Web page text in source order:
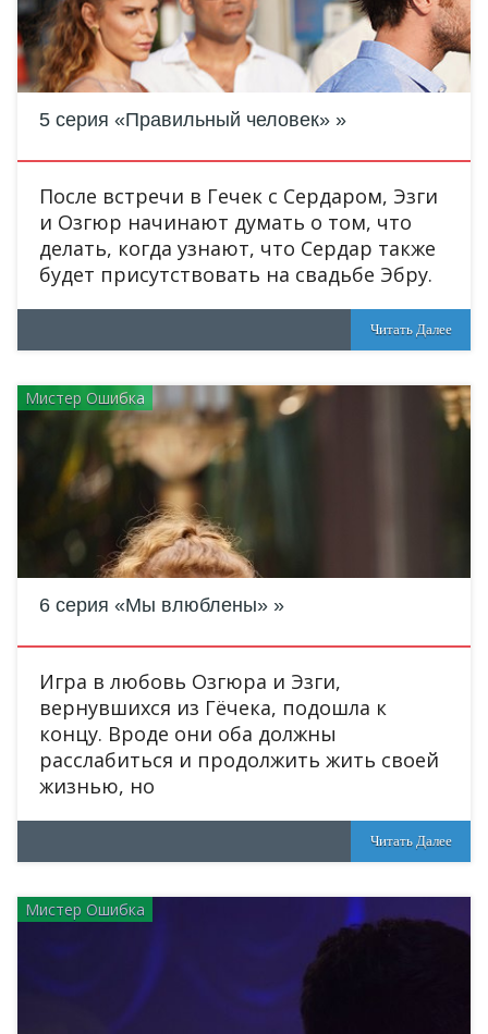
5 серия «Правильный человек»
После встречи в Гечек с Сердаром, Эзги
и Озгюр начинают думать о том, что
делать, когда узнают, что Сердар также
будет присутствовать на свадьбе Эбру.
Читать Далее
Мистер Ошибка
6 серия «Мы влюблены»
Игра в любовь Озгюра и Эзги,
вернувшихся из Гёчека, подошла к
концу. Вроде они оба должны
расслабиться и продолжить жить своей
жизнью, но
Читать Далее
Мистер Ошибка